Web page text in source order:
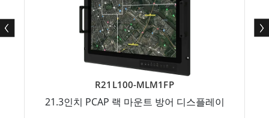
R21L100-MLM1FP
21.3인치 PCAP 랙 마운트 방어 디스플레이